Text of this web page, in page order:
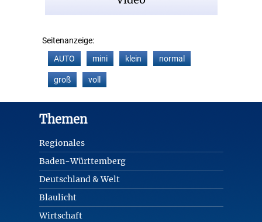
Seitenanzeige:
AUTO
mini klein normal
groß voll
Themen
Regionales
Baden-Württemberg
Deutschland & Welt
Blaulicht
Wirtschaft